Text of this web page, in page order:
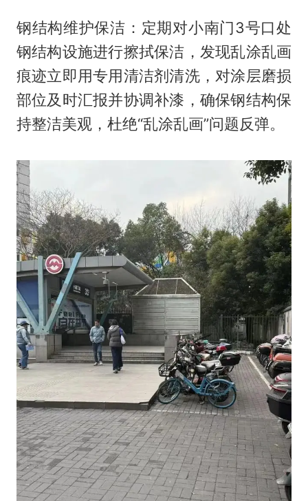
钢结构维护保洁：定期对小南门3号口处
钢结构设施进行擦拭保洁，发现乱涂乱画
痕迹立即用专用清洁剂清洗，对涂层磨损
部位及时汇报并协调补漆，确保钢结构保
持整洁美观，杜绝“乱涂乱画”问题反弹。